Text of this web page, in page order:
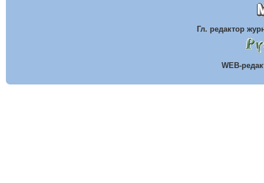
Гл. редактор
WEB-